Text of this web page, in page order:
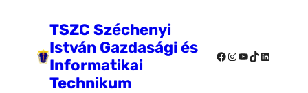
TSZC Széchenyi
István Gazdasági és
Informatikai
Technikum
Facebook
Instagram
YouTube
TikTok
LinkedIn